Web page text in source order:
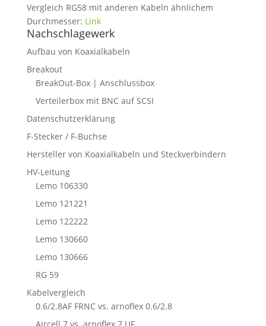
Vergleich RG58 mit anderen Kabeln ähnlichem
Durchmesser: Link
Nachschlagewerk
Aufbau von Koaxialkabeln
Breakout
BreakOut-Box | Anschlussbox
Verteilerbox mit BNC auf SCSI
Datenschutzerklärung
F-Stecker / F-Buchse
Hersteller von Koaxialkabeln und Steckverbindern
HV-Leitung
Lemo 106330
Lemo 121221
Lemo 122222
Lemo 130660
Lemo 130666
RG 59
Kabelvergleich
0.6/2.8AF FRNC vs. arnoflex 0.6/2.8